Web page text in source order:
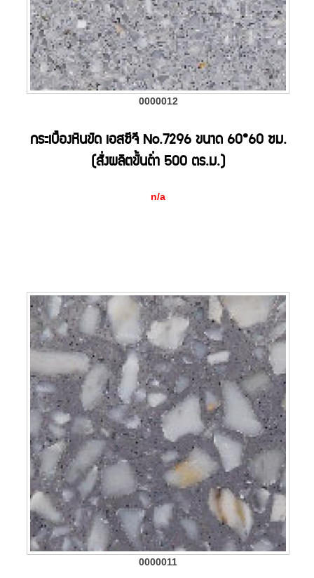
0000012
กระเบื้องหินขัด เอสซีจี No.7296 ขนาด 60*60 ซม.
(สั่งผลิตขั้นต่ำ 500 ตร.ม.)
n/a
0000011